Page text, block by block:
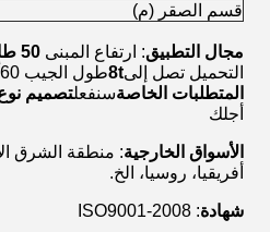
قسم الصقر (م)
مجال التطبيق: ارتفاع المبنى 50 طابق (151.2m) ،
التحميل تصل إلى 8t طول الجيب 60
المتطلبات الخاصةسنفعلتصميم
أجلك
الأسواق الخارجية: منطقة الشرق
أفريقيا، روسيا، الخ.
شهادة: ISO9001-2008